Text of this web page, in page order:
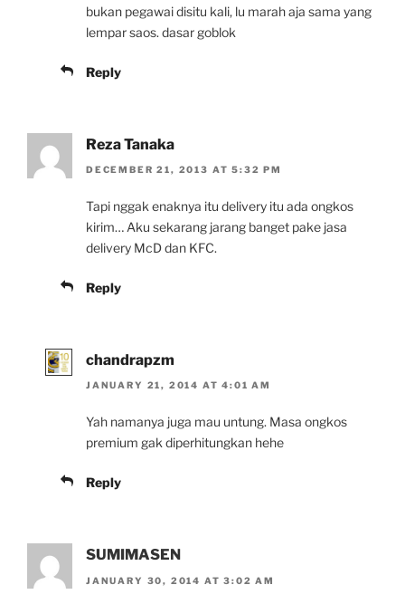
bukan pegawai disitu kali, lu marah aja sama yang
lempar saos. dasar goblok
Reply
Reza Tanaka
DECEMBER 21, 2013 AT 5:32 PM
Tapi nggak enaknya itu delivery itu ada ongkos
kirim… Aku sekarang jarang banget pake jasa
delivery McD dan KFC.
Reply
chandrapzm
JANUARY 21, 2014 AT 4:01 AM
Yah namanya juga mau untung. Masa ongkos
premium gak diperhitungkan hehe
Reply
SUMIMASEN
JANUARY 30, 2014 AT 3:02 AM